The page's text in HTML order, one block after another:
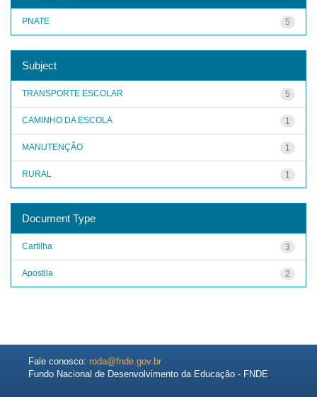
5
PNATE
Subject
5
TRANSPORTE ESCOLAR
1
CAMINHO DA ESCOLA
1
MANUTENÇÃO
1
RURAL
Document Type
3
Cartilha
2
Apostila
Fale conosco: roda@fnde.gov.br
Fundo Nacional de Desenvolvimento da Educação - FNDE